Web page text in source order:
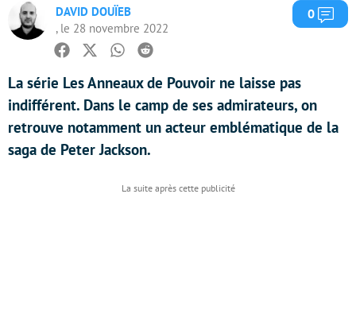
DAVID DOUÏEB
, le 28 novembre 2022
0
Facebook
TwitterWhatsapp
Reddit
La série Les Anneaux de Pouvoir ne laisse pas
indifférent. Dans le camp de ses admirateurs, on
retrouve notamment un acteur emblématique de la
saga de Peter Jackson.